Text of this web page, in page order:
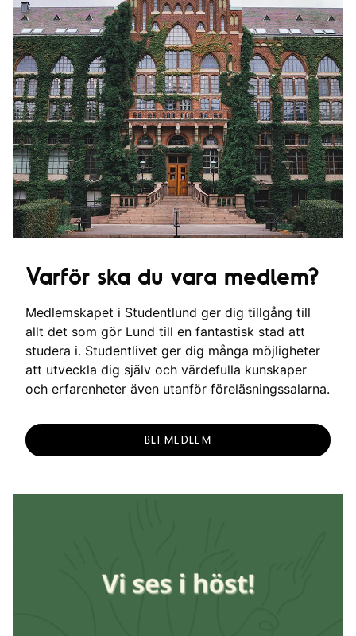
Varför ska du vara medlem?
Medlemskapet i Studentlund ger dig tillgång till
allt det som gör Lund till en fantastisk stad att
studera i. Studentlivet ger dig många möjligheter
att utveckla dig själv och värdefulla kunskaper
och erfarenheter även utanför föreläsningssalarna.
BLI MEDLEM